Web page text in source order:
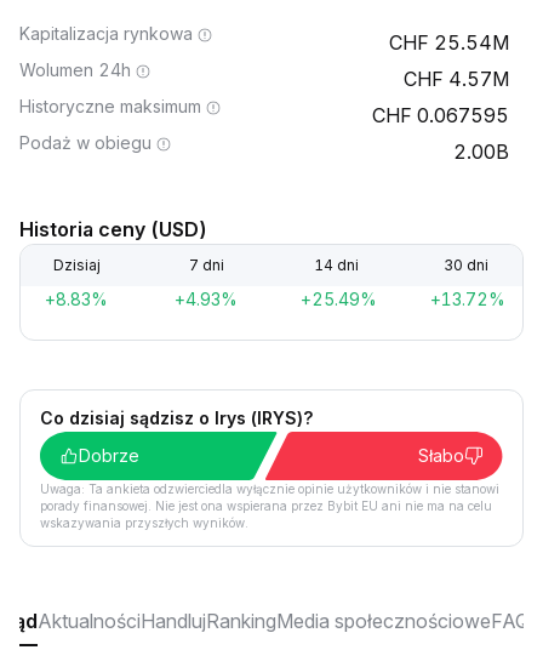
Kapitalizacja rynkowa 25.54M
Wolumen 24h 4.57M
Historyczne maksimum 0.067595
Podaż w obiegu 2.00B
Historia ceny (USD)
Dzisiaj 7 dni 14 dni 30 dni
+8.83% +4.93% +25.49% +13.72%
Co dzisiaj sądzisz o Irys (IRYS)?
Dobrze
Słabo
Uwaga: Ta ankieta odzwierciedla wyłącznie opinie użytkowników i nie stanowi
porady finansowej. Nie jest ona wspierana przez Bybit EU ani nie ma na celu
wskazywania przyszłych wyników.
AktualnościHandlujRankingMedia społecznościoweFAQ